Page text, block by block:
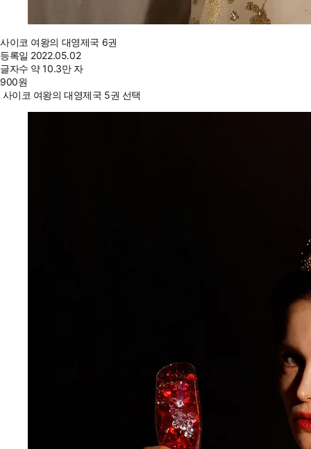
사이코 여왕의 대영제국 6권
등록일 2022.05.02
글자수 약 10.3만 자
900원
사이코 여왕의 대영제국 5권 선택